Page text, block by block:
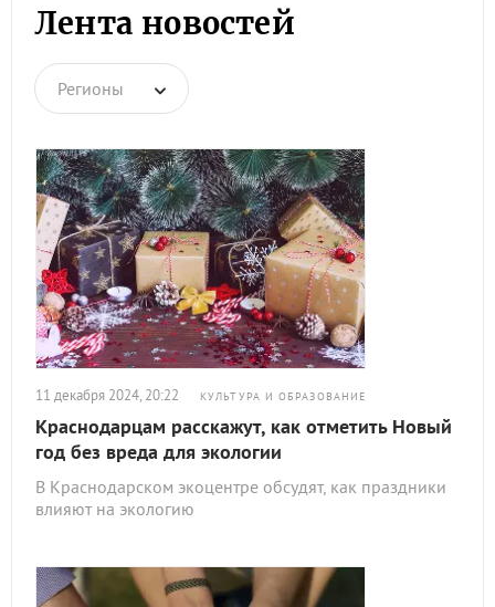
Лента новостей
Регионы
11 декабря 2024, 20:22 КУЛЬТУРА И ОБРАЗОВАНИЕ
Краснодарцам расскажут, как отметить Новый
год без вреда для экологии
В Краснодарском экоцентре обсудят, как праздники
влияют на экологию